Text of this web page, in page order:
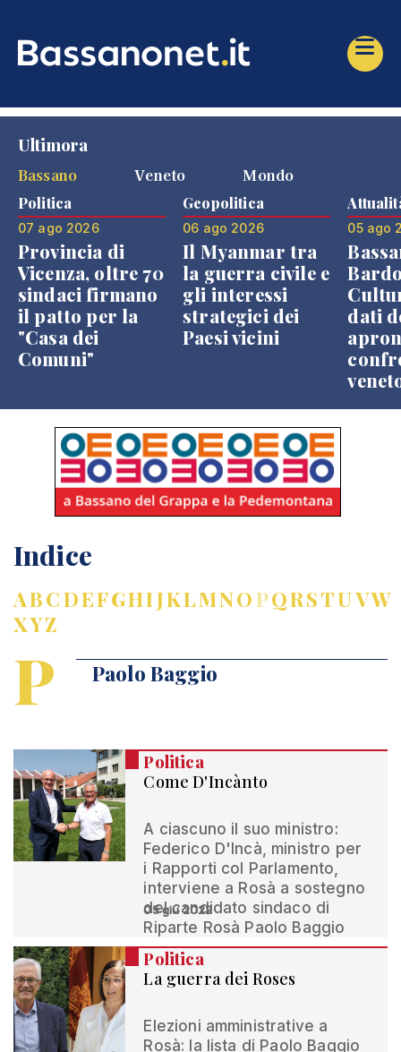
Ultimora
Bassano
Veneto Mondo
Politica
07 ago 2026
Provincia di
Vicenza, oltre 70
sindaci firmano
il patto per la
"Casa dei
Comuni"
Geopolitica
06 ago 2026
Il Myanmar tra
la guerra civile e
gli interessi
strategici dei
Paesi vicini
05 ago
dati
Indice
ABCDEFGHIJKLMNOPQRSTUVW
XYZ
P Paolo Baggio
Politica
Come D'Incànto
A ciascuno il suo ministro:
Federico D'Incà, ministro per
i Rapporti col Parlamento,
interviene a Rosà a sostegno
del candidato sindaco di
Riparte Rosà Paolo Baggio
05 giu 2022
Politica
La guerra dei Roses
Elezioni amministrative a
Rosà: la lista di Paolo Baggio